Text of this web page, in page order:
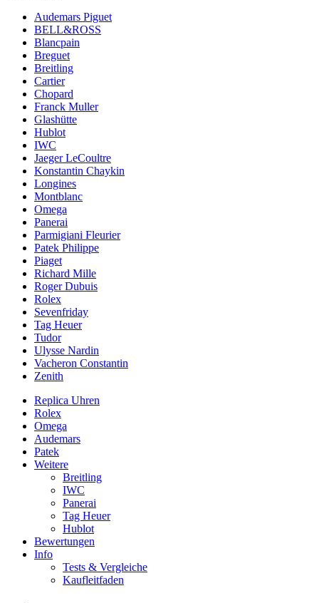
Audemars Piguet
BELL&ROSS
Blancpain
Breguet
Breitling
Cartier
Chopard
Franck Muller
Glashütte
Hublot
IWC
Jaeger LeCoultre
Konstantin Chaykin
Longines
Montblanc
Omega
Panerai
Parmigiani Fleurier
Patek Philippe
Piaget
Richard Mille
Roger Dubuis
Rolex
Sevenfriday
Tag Heuer
Tudor
Ulysse Nardin
Vacheron Constantin
Zenith
Replica Uhren
Rolex
Omega
Audemars
Patek
Weitere
Breitling
IWC
Panerai
Tag Heuer
Hublot
Bewertungen
Info
Tests & Vergleiche
Kaufleitfaden